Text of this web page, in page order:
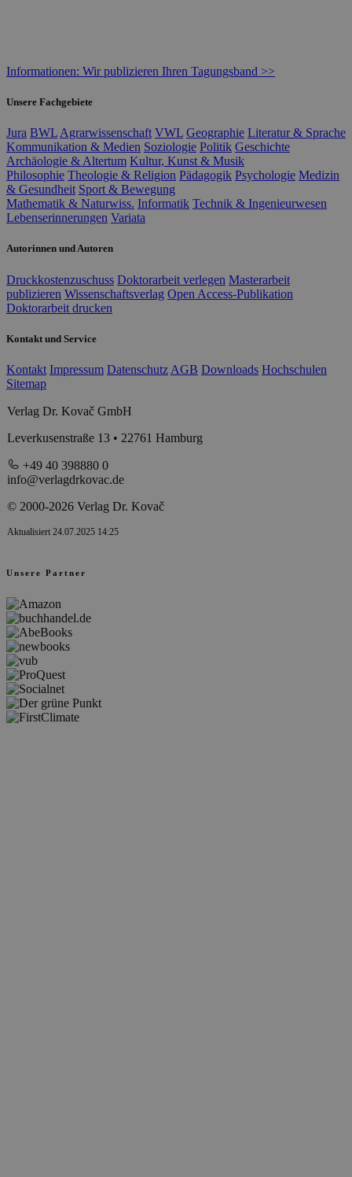
Informationen: Wir publizieren Ihren Tagungsband >>
Unsere Fachgebiete
Jura BWL Agrarwissenschaft VWL Geographie Literatur & Sprache
Kommunikation & Medien Soziologie Politik Geschichte
Archäologie & Altertum Kultur, Kunst & Musik
Philosophie Theologie & Religion Pädagogik Psychologie Medizin
& Gesundheit Sport & Bewegung
Mathematik & Naturwiss. Informatik Technik & Ingenieurwesen
Lebenserinnerungen Variata
Autorinnen und Autoren
Druckkostenzuschuss Doktorarbeit verlegen Masterarbeit
publizieren Wissenschaftsverlag Open Access-Publikation
Doktorarbeit drucken
Kontakt und Service
Kontakt Impressum Datenschutz AGB Downloads Hochschulen
Sitemap
Verlag Dr. Kovač GmbH
Leverkusenstraße 13 • 22761 Hamburg
+49 40 398880 0
info@verlagdrkovac.de
© 2000-2026 Verlag Dr. Kovač
Aktualisiert 24.07.2025 14:25
Unsere Partner